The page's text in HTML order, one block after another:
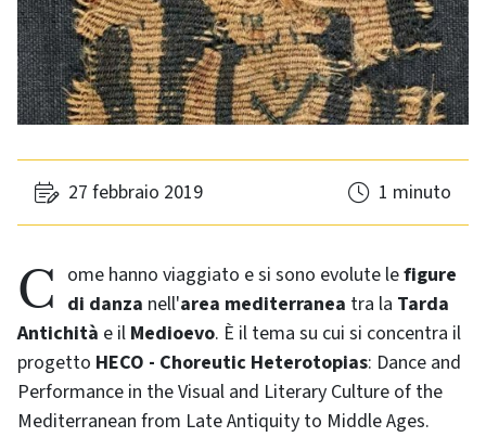
27 febbraio 2019 1 minuto
Come hanno viaggiato e si sono evolute lefigure
di danza nell'area mediterranea tra la Tarda
Antichità e il Medioevo. È il tema su cui si concentra il
progetto HECO - Choreutic Heterotopias: Dance and
Performance in the Visual and Literary Culture of the
Mediterranean from Late Antiquity to Middle Ages.